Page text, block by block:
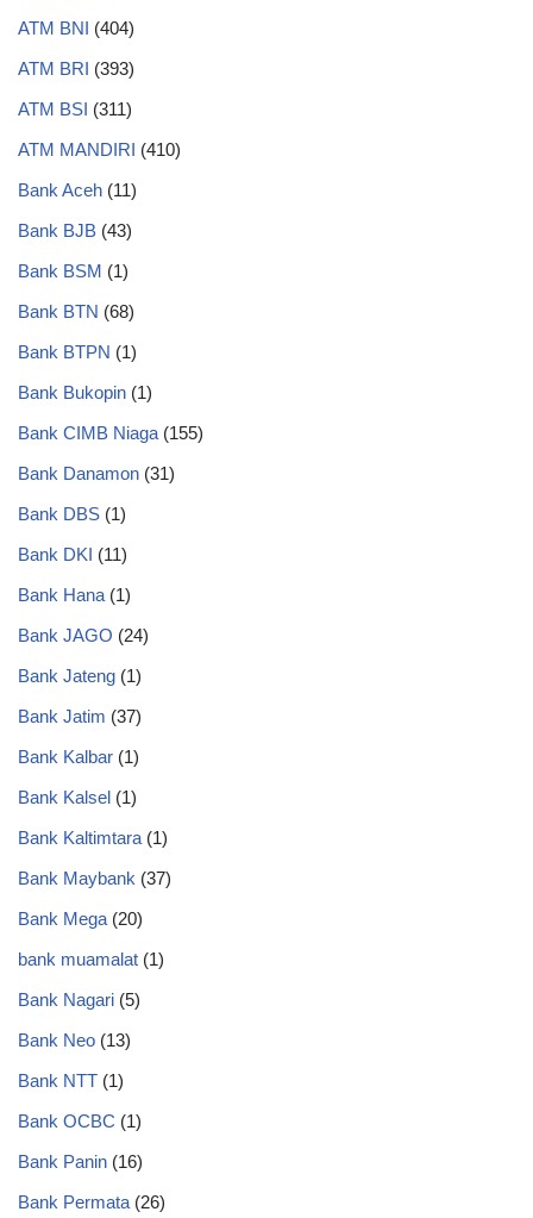
ATM BNI (404)
ATM BRI (393)
ATM BSI (311)
ATM MANDIRI (410)
Bank Aceh (11)
Bank BJB (43)
Bank BSM (1)
Bank BTN (68)
Bank BTPN (1)
Bank Bukopin (1)
Bank CIMB Niaga (155)
Bank Danamon (31)
Bank DBS (1)
Bank DKI (11)
Bank Hana (1)
Bank JAGO (24)
Bank Jateng (1)
Bank Jatim (37)
Bank Kalbar (1)
Bank Kalsel (1)
Bank Kaltimtara (1)
Bank Maybank (37)
Bank Mega (20)
bank muamalat (1)
Bank Nagari (5)
Bank Neo (13)
Bank NTT (1)
Bank OCBC (1)
Bank Panin (16)
Bank Permata (26)